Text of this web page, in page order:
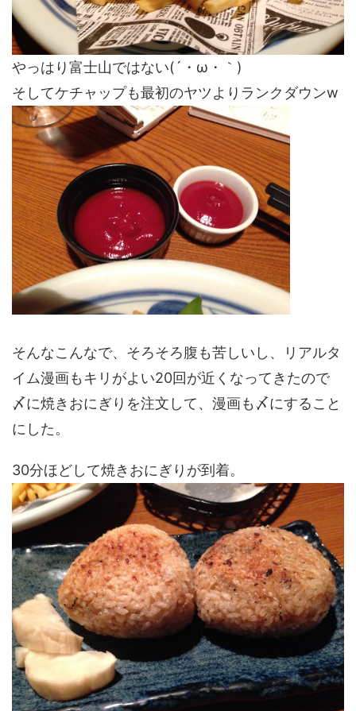
やっはり富士山ではない(´・ω・｀)
そしてケチャップも最初のヤツよりランクダウンw
そんなこんなで、そろそろ腹も苦しいし、リアルタ
イム漫画もキリがよい20回が近くなってきたので
〆に焼きおにぎりを注文して、漫画も〆にすること
にした。
30分ほどして焼きおにぎりが到着。